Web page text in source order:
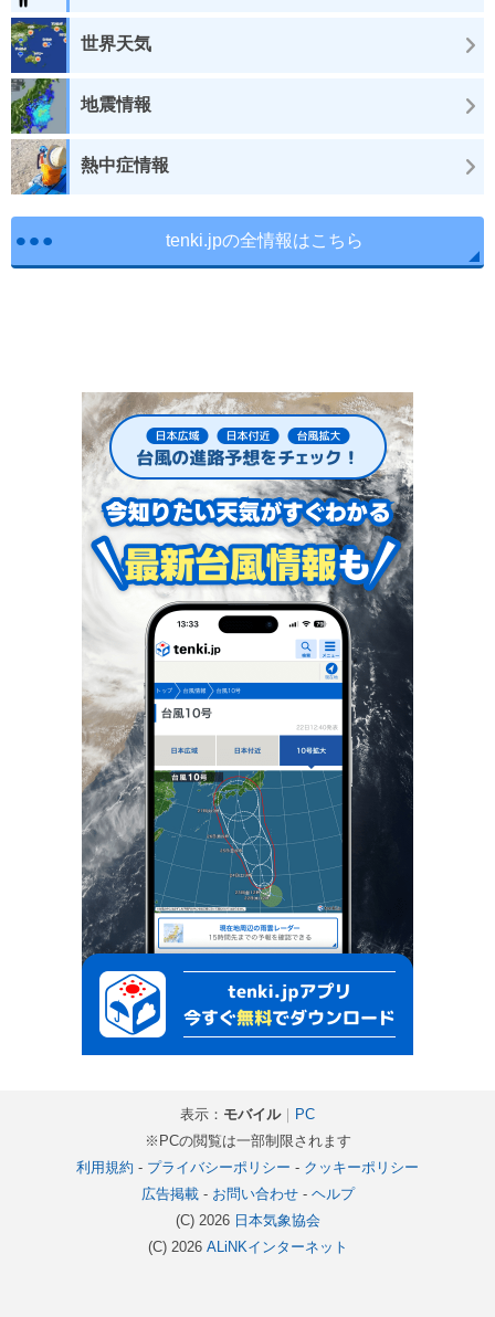
世界天気
地震情報
熱中症情報
tenki.jpの全情報はこちら
表示： モバイル｜
PC
※PCの閲覧は一部制限されます
利用規約 - プライバシーポリシー - クッキーポリシー
広告掲載- お問い合わせ- ヘルプ
(C) 2026 日本気象協会
(C) 2026 ALiNKインターネット